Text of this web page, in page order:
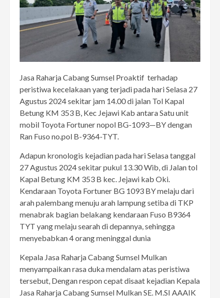
Jasa Raharja Cabang Sumsel Proaktif terhadap
peristiwa kecelakaan yang terjadi pada hari Selasa 27
Agustus 2024 sekitar jam 14.00 di jalan Tol Kapal
Betung KM 353 B, Kec Jejawi Kab antara Satu unit
mobil Toyota Fortuner nopol BG-1093—BY dengan
Ran Fuso no.pol B-9364-TYT.
Adapun kronologis kejadian pada hari Selasa tanggal
27 Agustus 2024 sekitar pukul 13.30 Wib, di Jalan tol
Kapal Betung KM 353 B kec. Jejawi kab Oki.
Kendaraan Toyota Fortuner BG 1093 BY melaju dari
arah palembang menuju arah lampung setiba di TKP
menabrak bagian belakang kendaraan Fuso B9364
TYT yang melaju searah di depannya, sehingga
menyebabkan 4 orang meninggal dunia
Kepala Jasa Raharja Cabang Sumsel Mulkan
menyampaikan rasa duka mendalam atas peristiwa
tersebut, Dengan respon cepat disaat kejadian Kepala
Jasa Raharja Cabang Sumsel Mulkan SE. M.SI AAAIK